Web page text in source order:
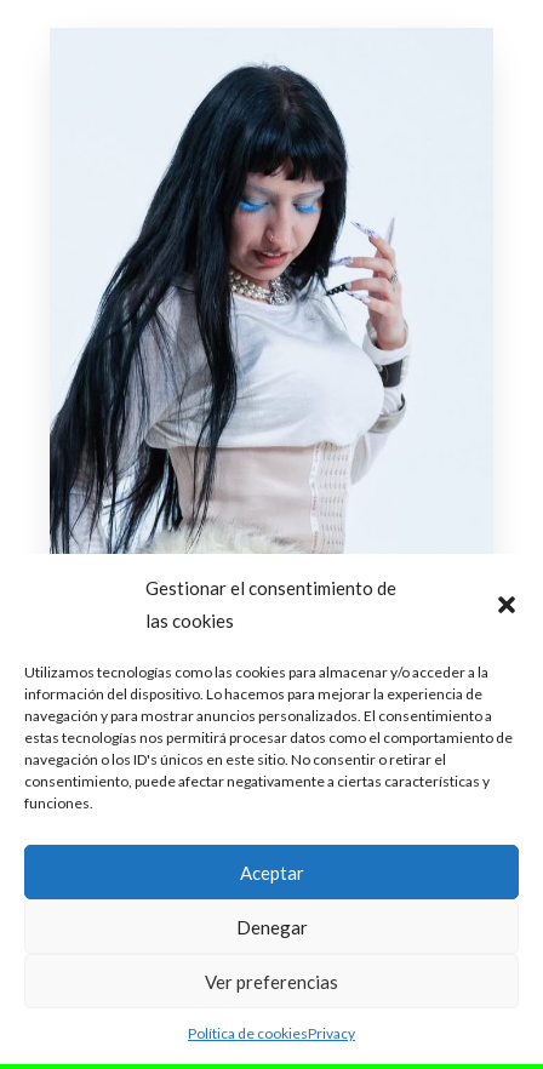
Gestionar el consentimiento de
las cookies
Utilizamos tecnologías como las cookies para almacenar y/o acceder a la
información del dispositivo. Lo hacemos para mejorar la experiencia de
navegación y para mostrar anuncios personalizados. El consentimiento a
estas tecnologías nos permitirá procesar datos como el comportamiento de
navegación o los ID's únicos en este sitio. No consentir o retirar el
consentimiento, puede afectar negativamente a ciertas características y
funciones.
Aceptar
Denegar
Ver preferencias
Política de cookiesPrivacy